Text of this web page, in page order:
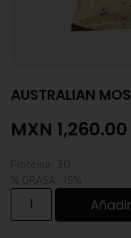
AUSTRALIAN
MXN 1,260.00
Proteína: 30
% GRASA: 15%